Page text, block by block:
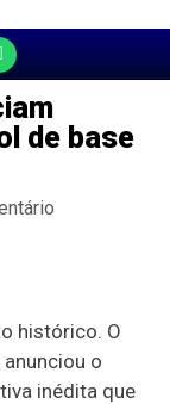
de base
histórico. O
o
inédita que